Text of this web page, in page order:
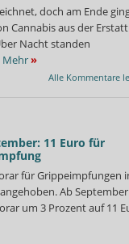
doch am Ende
Cannabis aus der
Nacht standen
Mehr»
Alle Kommentare
11 Euro für
für Grippeimpfungen
Ab September
um 3 Prozent auf 11